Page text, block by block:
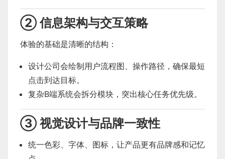
② 信息架构与交互策略
体验的基础是清晰的结构：
设计公司会绘制用户流程图、操作路径，确保最短
点击到达目标。
复杂B端系统会拆分模块，突出核心任务优先级。
③ 视觉设计与品牌一致性
统一色彩、字体、图标，让产品更有品牌感和记忆